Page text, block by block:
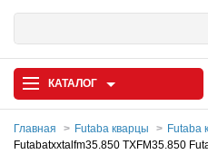
КАТАЛОГ
Главная Futaba кварцы
Futaba
Futabatxxtalfm35.850 TXFM35.850